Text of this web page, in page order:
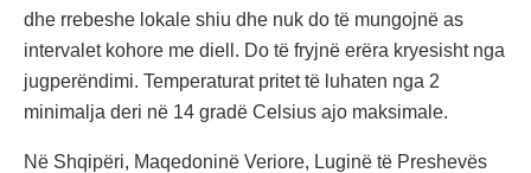
dhe rrebeshe lokale shiu dhe nuk do të mungojnë as
intervalet kohore me diell. Do të fryjnë erëra kryesisht nga
jugperëndimi. Temperaturat pritet të luhaten nga 2
minimalja deri në 14 gradë Celsius ajo maksimale.
Në Shqipëri, Maqedoninë Veriore, Luginë të Preshevës